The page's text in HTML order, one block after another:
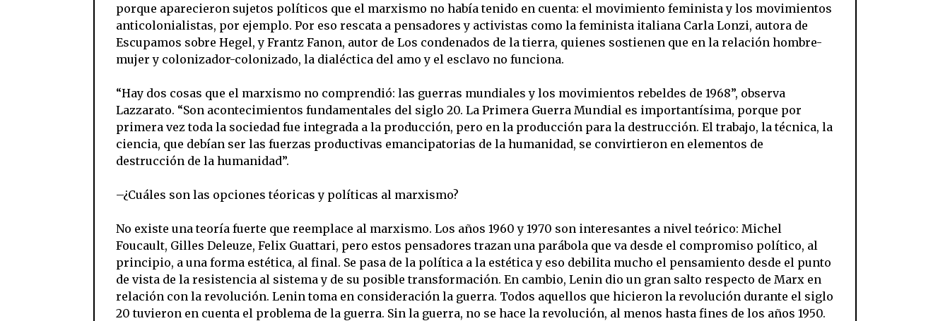
porque aparecieron sujetos políticos que el marxismo no había tenido en cuenta: el movimiento feminista y los movimientos
anticolonialistas, por ejemplo. Por eso rescata a pensadores y activistas como la feminista italiana Carla Lonzi, autora de
Escupamos sobre Hegel, y Frantz Fanon, autor de Los condenados de la tierra, quienes sostienen que en la relación hombre-
mujer y colonizador-colonizado, la dialéctica del amo y el esclavo no funciona.
“Hay dos cosas que el marxismo no comprendió: las guerras mundiales y los movimientos rebeldes de 1968”, observa
Lazzarato. “Son acontecimientos fundamentales del siglo 20. La Primera Guerra Mundial es importantísima, porque por
primera vez toda la sociedad fue integrada a la producción, pero en la producción para la destrucción. El trabajo, la técnica, la
ciencia, que debían ser las fuerzas productivas emancipatorias de la humanidad, se convirtieron en elementos de
destrucción de la humanidad”.
–¿Cuáles son las opciones téoricas y políticas al marxismo?
No existe una teoría fuerte que reemplace al marxismo. Los años 1960 y 1970 son interesantes a nivel teórico: Michel
Foucault, Gilles Deleuze, Felix Guattari, pero estos pensadores trazan una parábola que va desde el compromiso político, al
principio, a una forma estética, al final. Se pasa de la política a la estética y eso debilita mucho el pensamiento desde el punto
de vista de la resistencia al sistema y de su posible transformación. En cambio, Lenin dio un gran salto respecto de Marx en
relación con la revolución. Lenin toma en consideración la guerra. Todos aquellos que hicieron la revolución durante el siglo
20 tuvieron en cuenta el problema de la guerra. Sin la guerra, no se hace la revolución, al menos hasta fines de los años 1950.